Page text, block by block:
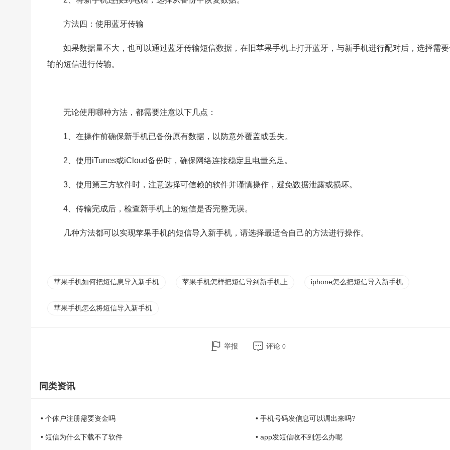
方法四：使用蓝牙传输
如果数据量不大，也可以通过蓝牙传输短信数据，在旧苹果手机上打开蓝牙，与新手机进行配对后，选择需
输的短信进行传输。
无论使用哪种方法，都需要注意以下几点：
1、在操作前确保新手机已备份原有数据，以防意外覆盖或丢失。
2、使用iTunes或iCloud备份时，确保网络连接稳定且电量充足。
3、使用第三方软件时，注意选择可信赖的软件并谨慎操作，避免数据泄露或损坏。
4、传输完成后，检查新手机上的短信是否完整无误。
几种方法都可以实现苹果手机的短信导入新手机，请选择最适合自己的方法进行操作。
苹果手机如何把短信息导入新手机 苹果手机怎样把短信导到新手机上 iphone怎么把短信导入新手机
苹果手机怎么将短信导入新手机
举报 评论 0
同类资讯
• 个体户注册需要资金吗 • 手机号码发信息可以调出来吗?
• 短信为什么下载不了软件 • app发短信收不到怎么办呢